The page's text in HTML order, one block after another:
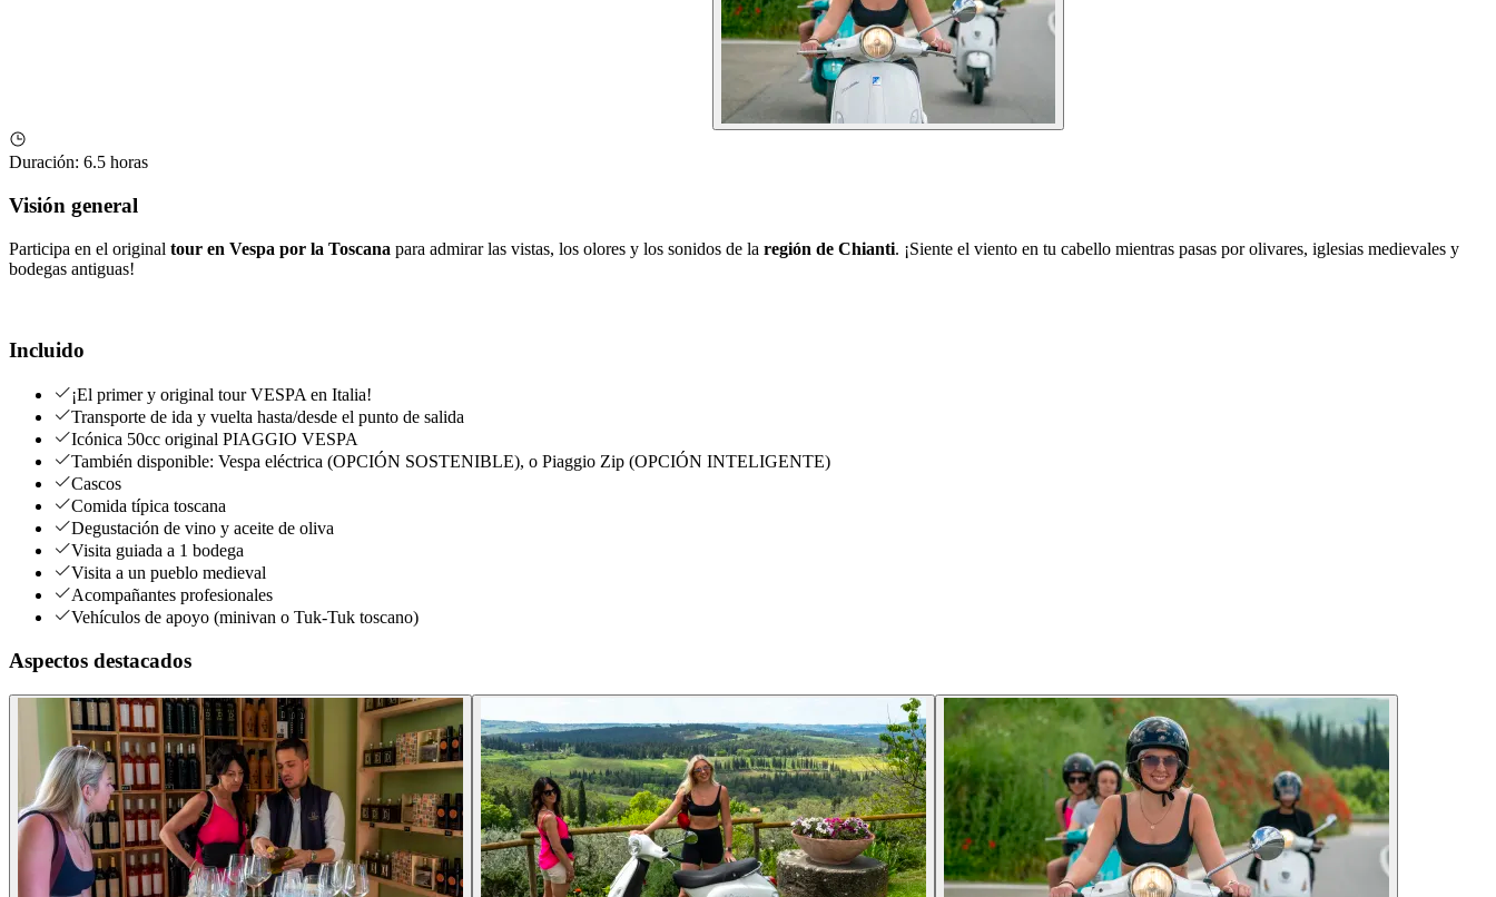
Duración: 6.5 horas
Visión general
Participa en el original tour en Vespa por la Toscana para admirar las vistas, los olores y los sonidos de la región de Chianti. ¡Siente el viento en tu cabello mientras pasas por olivares, iglesias medievales y
bodegas antiguas!
Incluido
¡El primer y original tour VESPA en Italia!
Transporte de ida y vuelta hasta/desde el punto de salida
Icónica 50cc original PIAGGIO VESPA
También disponible: Vespa eléctrica (OPCIÓN SOSTENIBLE), o Piaggio Zip (OPCIÓN INTELIGENTE)
Cascos
Comida típica toscana
Degustación de vino y aceite de oliva
Visita guiada a 1 bodega
Visita a un pueblo medieval
Acompañantes profesionales
Vehículos de apoyo (minivan o Tuk-Tuk toscano)
Aspectos destacados